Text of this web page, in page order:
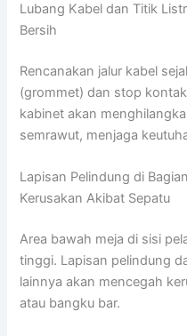
Lubang Kabel dan Titik
Bersih
Rencanakan jalur kabel
(grommet) dan stop
kabinet akan
semrawut, menjaga
Lapisan Pelindung di
Kerusakan Akibat Sepatu
Area bawah meja di sisi
tinggi. Lapisan pelindung
lainnya akan mencegah
atau bangku bar.